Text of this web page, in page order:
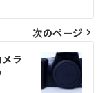
次のページ
ラ